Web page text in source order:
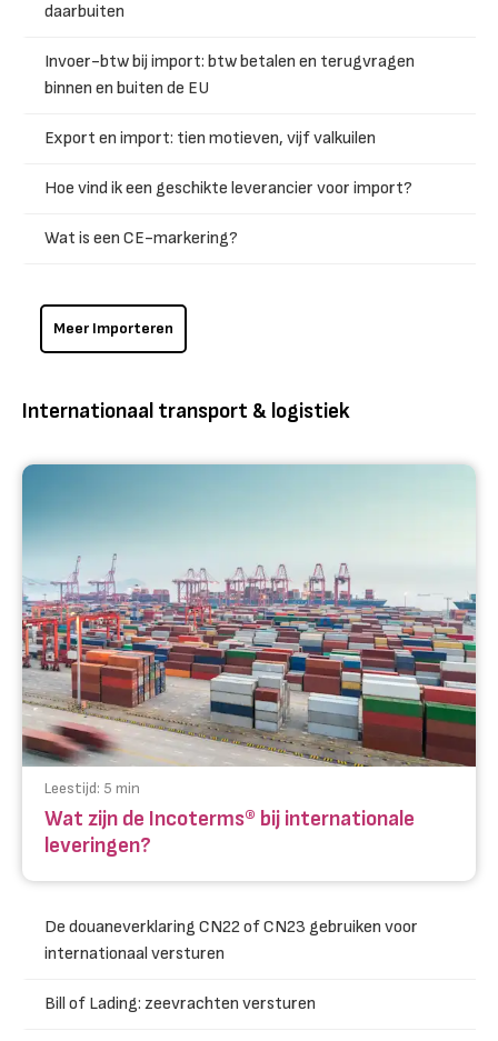
daarbuiten
Invoer-btw bij import: btw betalen en terugvragen
binnen en buiten de EU
Export en import: tien motieven, vijf valkuilen
Hoe vind ik een geschikte leverancier voor import?
Wat is een CE-markering?
Meer Importeren
Internationaal transport & logistiek
Leestijd: 5 min
Wat zijn de Incoterms® bij internationale
leveringen?
De douaneverklaring CN22 of CN23 gebruiken voor
internationaal versturen
Bill of Lading: zeevrachten versturen